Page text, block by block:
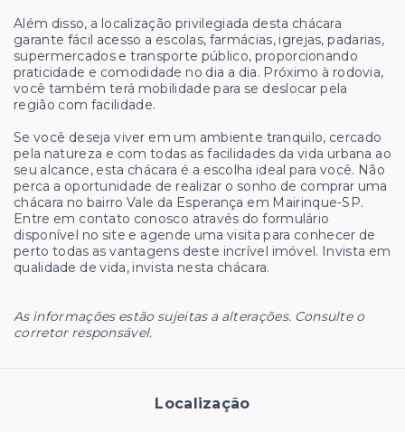
Além disso, a localização privilegiada desta chácara
garante fácil acesso a escolas, farmácias, igrejas, padarias,
supermercados e transporte público, proporcionando
praticidade e comodidade no dia a dia. Próximo à rodovia,
você também terá mobilidade para se deslocar pela
região com facilidade.
Se você deseja viver em um ambiente tranquilo, cercado
pela natureza e com todas as facilidades da vida urbana ao
seu alcance, esta chácara é a escolha ideal para você. Não
perca a oportunidade de realizar o sonho de comprar uma
chácara no bairro Vale da Esperança em Mairinque-SP.
Entre em contato conosco através do formulário
disponível no site e agende uma visita para conhecer de
perto todas as vantagens deste incrível imóvel. Invista em
qualidade de vida, invista nesta chácara.
As informações estão sujeitas a alterações. Consulte o
corretor responsável.
Localização